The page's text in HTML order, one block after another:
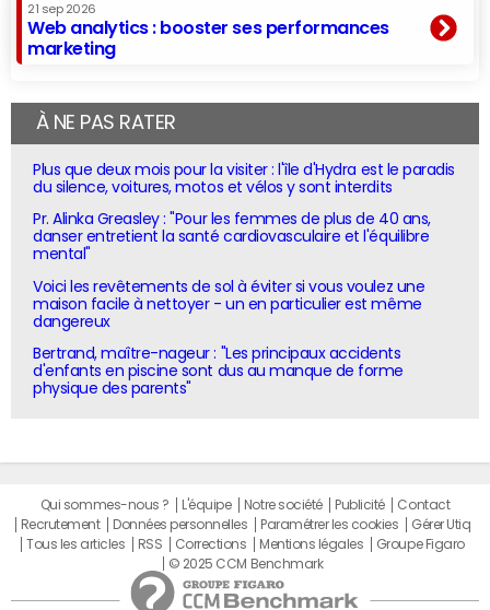
21 sep 2026
Web analytics : booster ses performances
marketing
À NE PAS RATER
Plus que deux mois pour la visiter : l'île d'Hydra est le paradis
du silence, voitures, motos et vélos y sont interdits
Pr. Alinka Greasley : "Pour les femmes de plus de 40 ans,
danser entretient la santé cardiovasculaire et l'équilibre
mental"
Voici les revêtements de sol à éviter si vous voulez une
maison facile à nettoyer - un en particulier est même
dangereux
Bertrand, maître-nageur : "Les principaux accidents
d'enfants en piscine sont dus au manque de forme
physique des parents"
Qui sommes-nous ? L'équipe Notre société Publicité
Contact
Recrutement
Données personnelles Paramétrer les cookies
Gérer Utiq
Tous les articles
RSS Corrections Mentions légales
Groupe Figaro
© 2025 CCM Benchmark